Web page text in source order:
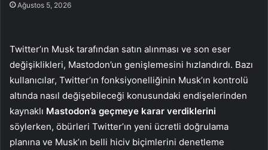
Ağustos 5, 2026
Twitter’ın Musk tarafından satın alınması ve son eser
değişiklikleri, Mastodon’un genişlemesini hızlandırdı. Bazı
kullanıcılar, Twitter’ın fonksiyonelliğinin Musk’ın kontrolü
altında nasıl değişebileceği konusundaki endişelerinden
kaynaklı Mastodon’a geçmeye karar verdiklerini
söylerken, öbürleri Twitter’ın yeni ücretli doğrulama
planına ve Musk’ın belli hiciv biçimlerini denetleme